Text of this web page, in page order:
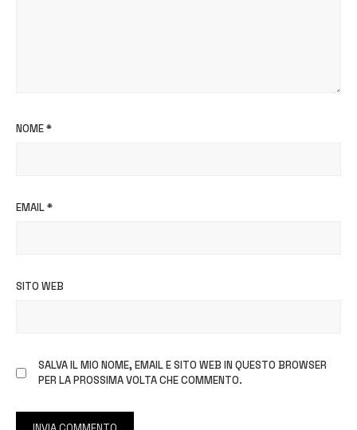
NOME*
EMAIL*
SITO WEB
SALVA IL MIO NOME, EMAIL E SITO WEB IN QUESTO BROWSER
PER LA PROSSIMA VOLTA CHE COMMENTO.